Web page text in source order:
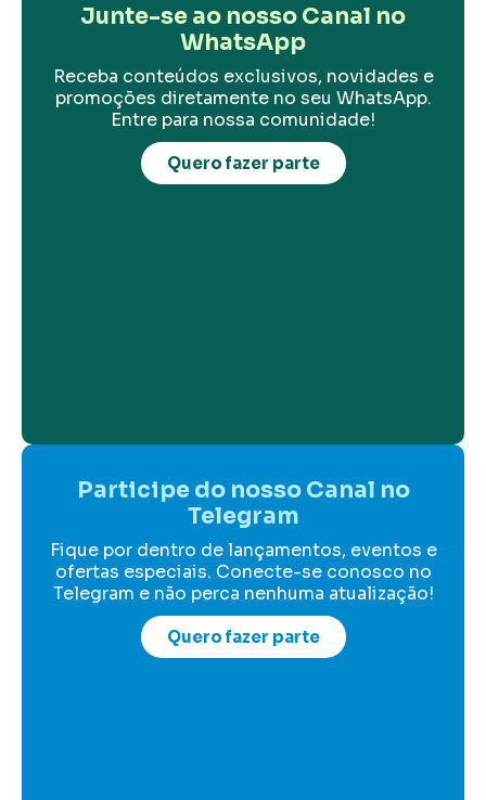
Junte-se ao nosso Canal no
WhatsApp
Receba conteúdos exclusivos, novidades e
promoções diretamente no seu WhatsApp.
Entre para nossa comunidade!
Quero fazer parte
Participe do nosso Canal no
Telegram
Fique por dentro de lançamentos, eventos e
ofertas especiais. Conecte-se conosco no
Telegram e não perca nenhuma atualização!
Quero fazer parte